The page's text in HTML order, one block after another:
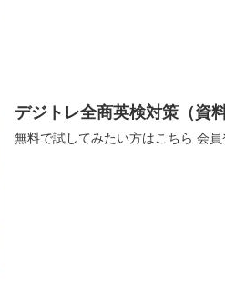
デジトレ全商英検対策（資料
無料で試してみたい方はこちら 会